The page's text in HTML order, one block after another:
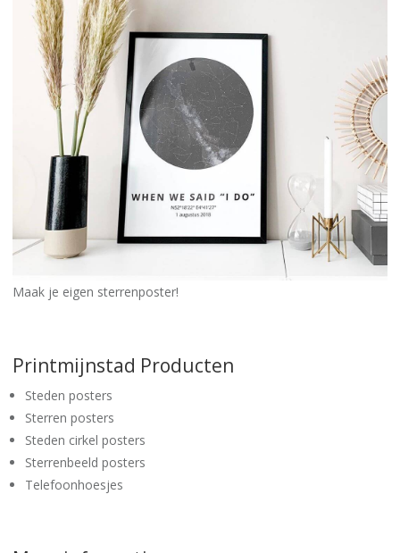
Maak je eigen sterrenposter!
Printmijnstad Producten
Steden posters
Sterren posters
Steden cirkel posters
Sterrenbeeld posters
Telefoonhoesjes